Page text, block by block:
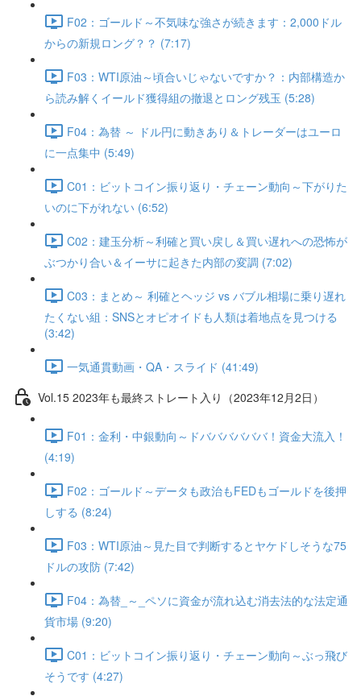
F02：ゴールド～不気味な強さが続きます：2,000ドル
からの新規ロング？？ (7:17)
F03：WTI原油～頃合いじゃないですか？：内部構造か
ら読み解くイールド獲得組の撤退とロング残玉 (5:28)
F04：為替 ～ ドル円に動きあり＆トレーダーはユーロ
に一点集中 (5:49)
C01：ビットコイン振り返り・チェーン動向～下がりた
いのに下がれない (6:52)
C02：建玉分析～利確と買い戻し＆買い遅れへの恐怖が
ぶつかり合い＆イーサに起きた内部の変調 (7:02)
C03：まとめ～ 利確とヘッジ vs バブル相場に乗り遅れ
たくない組：SNSとオピオイドも人類は着地点を見つける
(3:42)
一気通貫動画・QA・スライド (41:49)
Vol.15 2023年も最終ストレート入り（2023年12月2日）
F01：金利・中銀動向～ドババババババ！資金大流入！
(4:19)
F02：ゴールド～データも政治もFEDもゴールドを後押
しする (8:24)
F03：WTI原油～見た目で判断するとヤケドしそうな75
ドルの攻防 (7:42)
F04：為替_～_ペソに資金が流れ込む消去法的な法定通
貨市場 (9:20)
C01：ビットコイン振り返り・チェーン動向～ぶっ飛び
そうです (4:27)